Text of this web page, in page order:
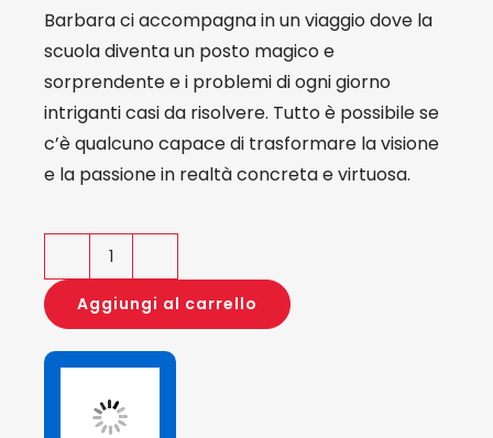
Barbara ci accompagna in un viaggio dove la
scuola diventa un posto magico e
sorprendente e i problemi di ogni giorno
intriganti casi da risolvere. Tutto è possibile se
c’è qualcuno capace di trasformare la visione
e la passione in realtà concreta e virtuosa.
Barbara
maestra
in
azione
-
S.O.S.
Aggiungi al carrello